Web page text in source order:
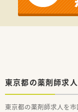
東京都の薬剤師求
東京都の薬剤師求人を市